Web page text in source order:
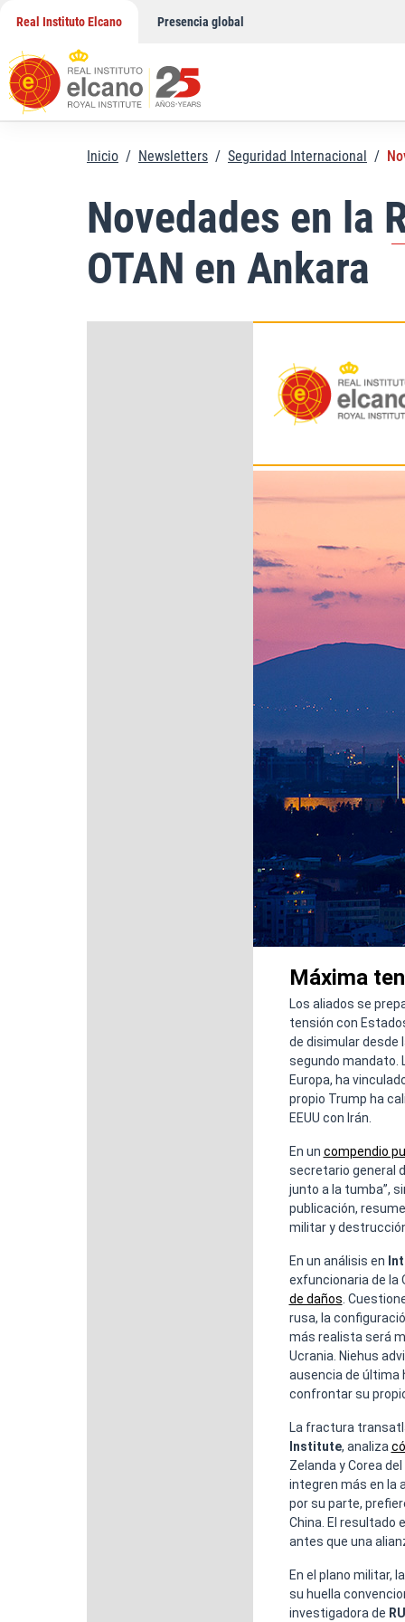
contenido
Real Instituto Elcano Presencia global
Inicio / Newsletters / Seguridad Internacional /
Novedades en la
OTAN en Ankara